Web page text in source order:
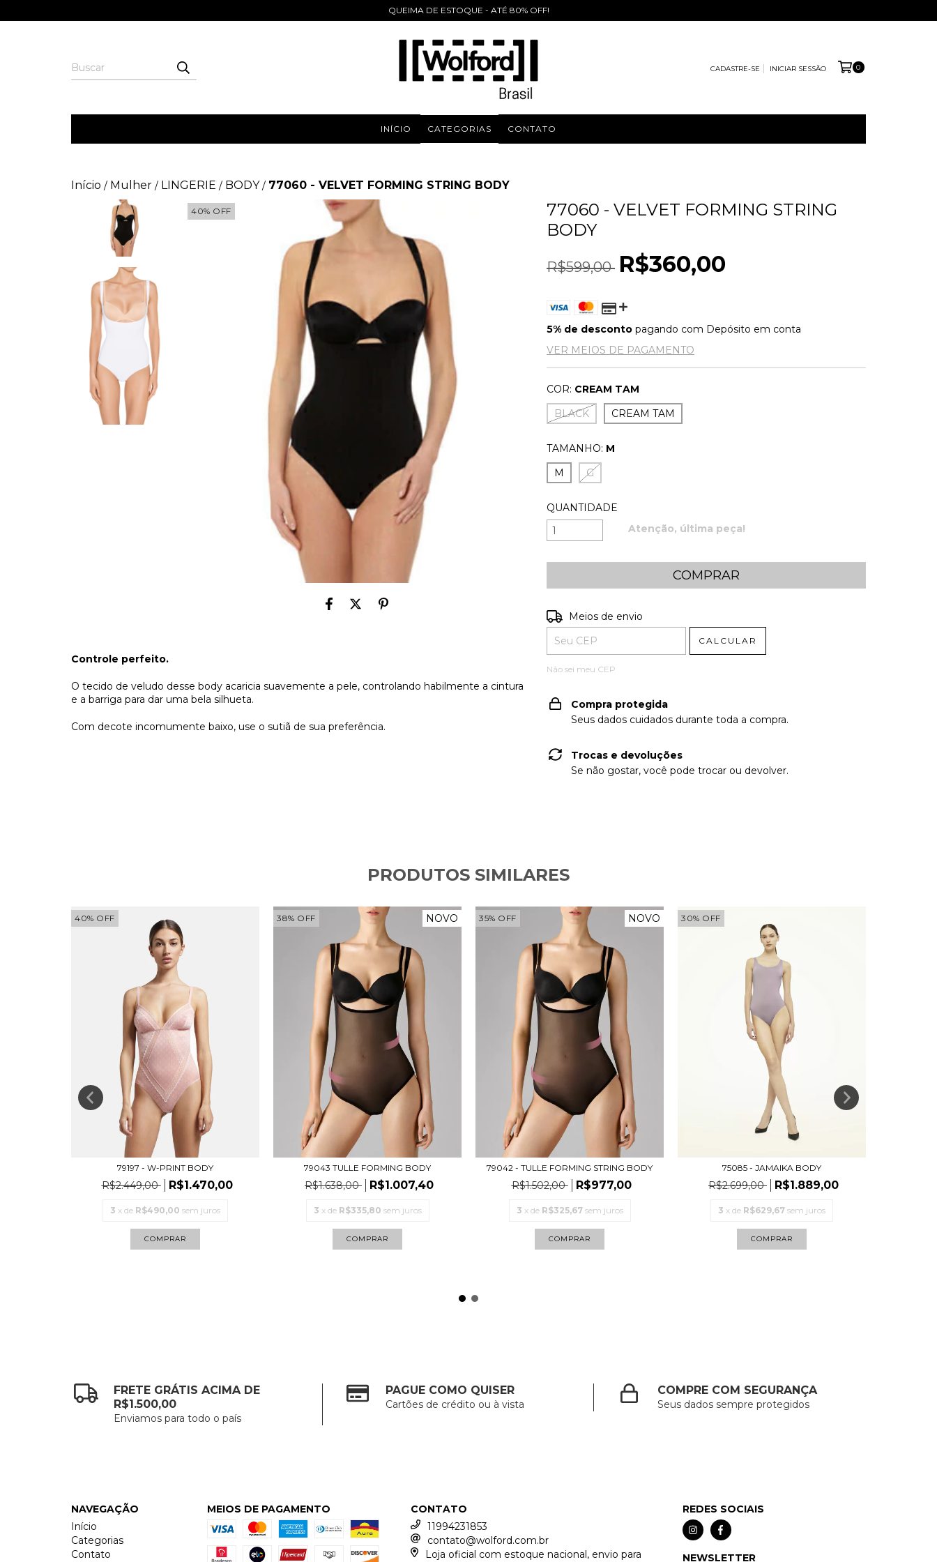
QUEIMA DE ESTOQUE - ATÉ 80% OFF!
CADASTRE-SE INICIAR SESSÃO 0
INÍCIO CATEGORIAS CONTATO
Início / Mulher / LINGERIE / BODY / 77060 - VELVET FORMING STRING BODY
40% OFF
Controle perfeito.
O tecido de veludo desse body acaricia suavemente a pele, controlando habilmente a cintura
e a barriga para dar uma bela silhueta.
Com decote incomumente baixo, use o sutiã de sua preferência.
77060 - VELVET FORMING STRING
BODY
R$599,00 R$360,00
5% de desconto pagando com Depósito em conta
VER MEIOS DE PAGAMENTO
COR: CREAM TAM
BLACK
CREAM TAM
TAMANHO: M
M
G
QUANTIDADE
Atenção, última peça!
Entregas para o CEP:
Meios de envio
CALCULAR
Não sei meu CEP
Compra protegida
Seus dados cuidados durante toda a compra.
Trocas e devoluções
Se não gostar, você pode trocar ou devolver.
PRODUTOS SIMILARES
40% OFF
79197 - W-PRINT BODY
R$2.449,00 R$1.470,00
3 x de R$490,00 sem juros
COMPRAR
38% OFF NOVO
79043 TULLE FORMING BODY
R$1.638,00 R$1.007,40
3 x de R$335,80 sem juros
COMPRAR
35% OFF NOVO
79042 - TULLE FORMING STRING BODY
R$1.502,00 R$977,00
3 x de R$325,67 sem juros
COMPRAR
30% OFF
75085 - JAMAIKA BODY
R$2.699,00 R$1.889,00
3 x de R$629,67 sem juros
COMPRAR
FRETE GRÁTIS ACIMA DE
R$1.500,00
Enviamos para todo o país
PAGUE COMO QUISER
Cartões de crédito ou à vista
COMPRE COM SEGURANÇA
Seus dados sempre protegidos
NAVEGAÇÃO
Início
Categorias
Contato
MEIOS DE PAGAMENTO
CONTATO
11994231853
contato@wolford.com.br
Loja oficial com estoque nacional, envio para
REDES SOCIAIS
NEWSLETTER